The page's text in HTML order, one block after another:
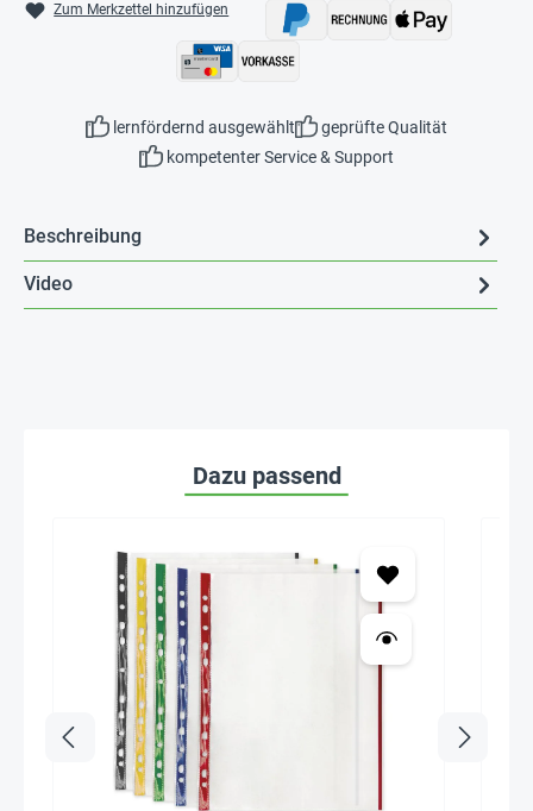
Zum Merkzettel hinzufügen
lernfördernd ausgewählt
geprüfte Qualität
kompetenter Service & Support
Beschreibung
Video
Dazu passend